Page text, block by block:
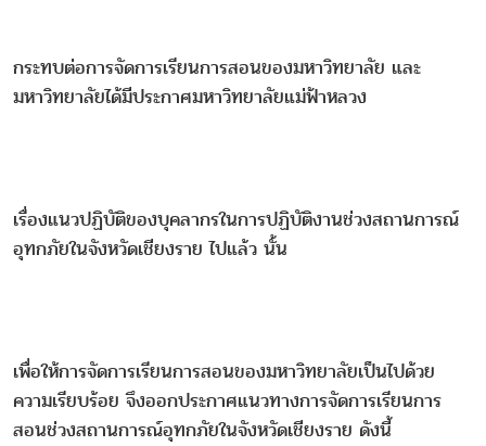
กระทบต่อการจัดการเรียนการสอนของมหาวิทยาลัย และ
มหาวิทยาลัยได้มีประกาศมหาวิทยาลัยแม่ฟ้าหลวง
เรื่องแนวปฏิบัติของบุคลากรในการปฏิบัติงานช่วงสถานการณ์
อุทกภัยในจังหวัดเชียงราย ไปแล้ว นั้น
เพื่อให้การจัดการเรียนการสอนของมหาวิทยาลัยเป็นไปด้วย
ความเรียบร้อย จึงออกประกาศแนวทางการจัดการเรียนการ
สอนช่วงสถานการณ์อุทกภัยในจังหวัดเชียงราย ดังนี้